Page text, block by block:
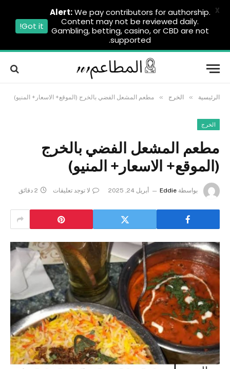
الرئيسية » الخرج » مطعم المشعل الفضي بالخرج (الموقع+ الاسعار+ المنيو)
الخرج
مطعم المشعل الفضي بالخرج
(الموقع+ الاسعار+ المنيو)
بواسطة Eddie أبريل 24, 2025 لا توجد تعليقات 2 دقائق
Alert:We pay contributors for authorship.
Content may not be reviewed daily.
Gambling, betting, casino, or CBD are not
supported.
Got it!
X